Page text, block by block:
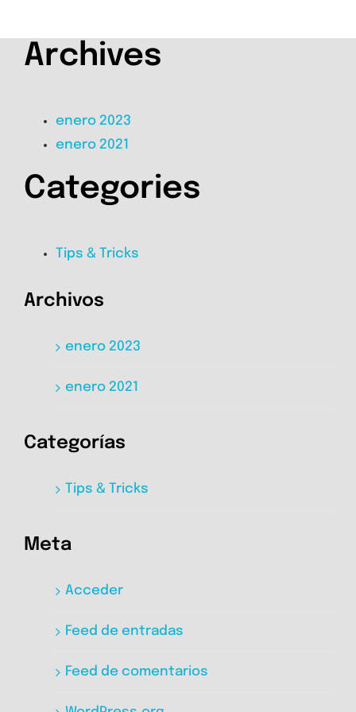
Archives
enero 2023
enero 2021
Categories
Tips & Tricks
Archivos
enero 2023
enero 2021
Categorías
Tips & Tricks
Meta
Acceder
Feed de entradas
Feed de comentarios